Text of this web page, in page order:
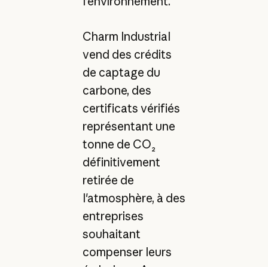
Charm Industrial
vend des crédits
de captage du
carbone, des
certificats vérifiés
représentant une
tonne de CO₂
définitivement
retirée de
l'atmosphère, à des
entreprises
souhaitant
compenser leurs